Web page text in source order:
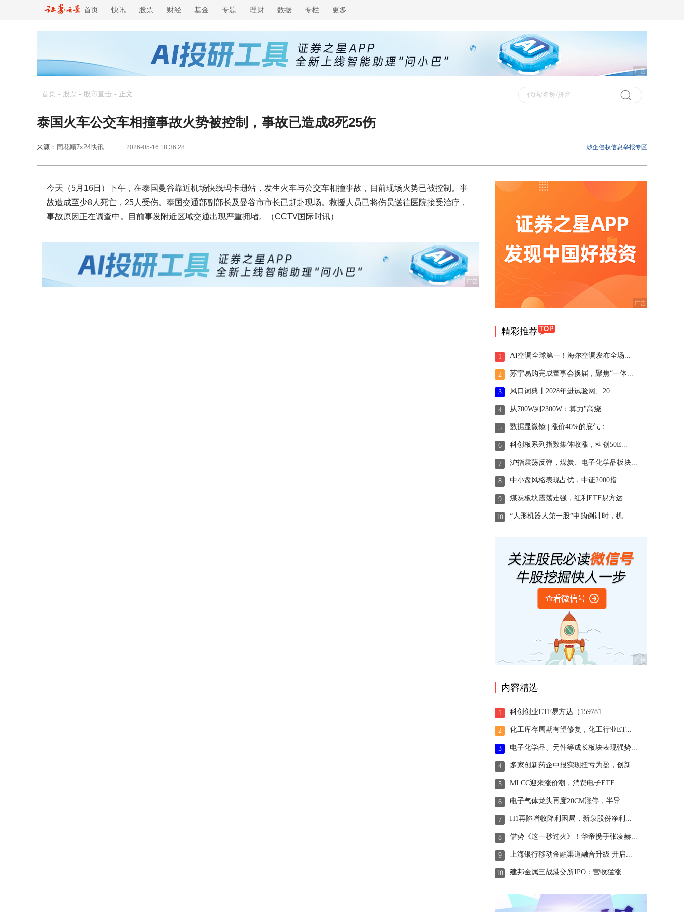
首页 快讯 股票 财经 基金 专题 理财 数据 专栏 更多
广告
首页 - 股票 - 股市直击 - 正文
泰国火车公交车相撞事故火势被控制，事故已造成8死25伤
来源： 同花顺7x24快讯 2026-05-16 18:36:28 涉企侵权信息举报专区
今天（5月16日）下午，在泰国曼谷靠近机场快线玛卡珊站，发生火车与公交车相撞事故，目前现场火势已被控制。事
故造成至少8人死亡，25人受伤。泰国交通部副部长及曼谷市市长已赶赴现场。救援人员已将伤员送往医院接受治疗，
事故原因正在调查中。目前事发附近区域交通出现严重拥堵。（CCTV国际时讯）
广告
精彩推荐
1 AI空调全球第一！海尔空调发布全场...
2 苏宁易购完成董事会换届，聚焦“一体...
3 风口词典丨2028年进试验网、20...
4 从700W到2300W：算力"高烧...
5 数据显微镜 | 涨价40%的底气：...
6 科创板系列指数集体收涨，科创50E...
7 沪指震荡反弹，煤炭、电子化学品板块...
8 中小盘风格表现占优，中证2000指...
9 煤炭板块震荡走强，红利ETF易方达...
10 “人形机器人第一股”申购倒计时，机...
内容精选
1 科创创业ETF易方达（159781...
2 化工库存周期有望修复，化工行业ET...
3 电子化学品、元件等成长板块表现强势...
4 多家创新药企中报实现扭亏为盈，创新...
5 MLCC迎来涨价潮，消费电子ETF...
6 电子气体龙头再度20CM涨停，半导...
7 H1再陷增收降利困局，新泉股份净利...
8 借势《这一秒过火》！华帝携手张凌赫...
9 上海银行移动金融渠道融合升级 开启...
10 建邦金属三战港交所IPO：营收猛涨...